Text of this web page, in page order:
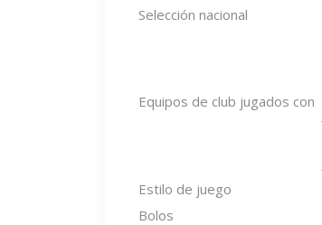
Selección nacional
Equipos de club jugados con
Estilo de juego
Bolos